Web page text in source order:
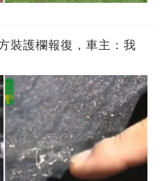
裝護欄報復，車主：我